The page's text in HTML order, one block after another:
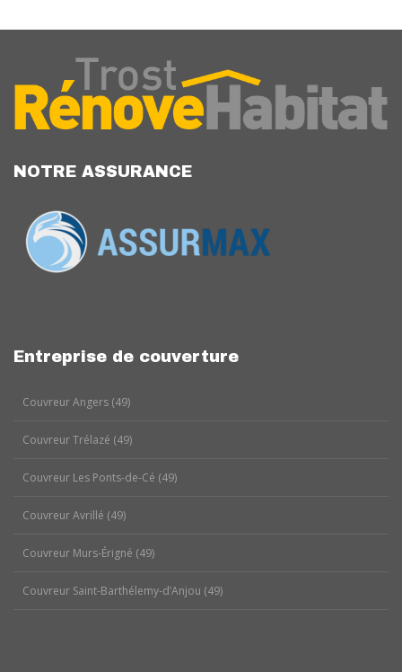
NOTRE ASSURANCE
Entreprise de couverture
Couvreur Angers (49)
Couvreur Trélazé (49)
Couvreur Les Ponts-de-Cé (49)
Couvreur Avrillé (49)
Couvreur Murs-Érigné (49)
Couvreur Saint-Barthélemy-d’Anjou (49)